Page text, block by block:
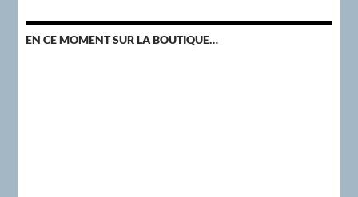
EN CE MOMENT SUR LA BOUTIQUE…